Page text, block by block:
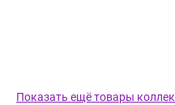
Показать ещё товары